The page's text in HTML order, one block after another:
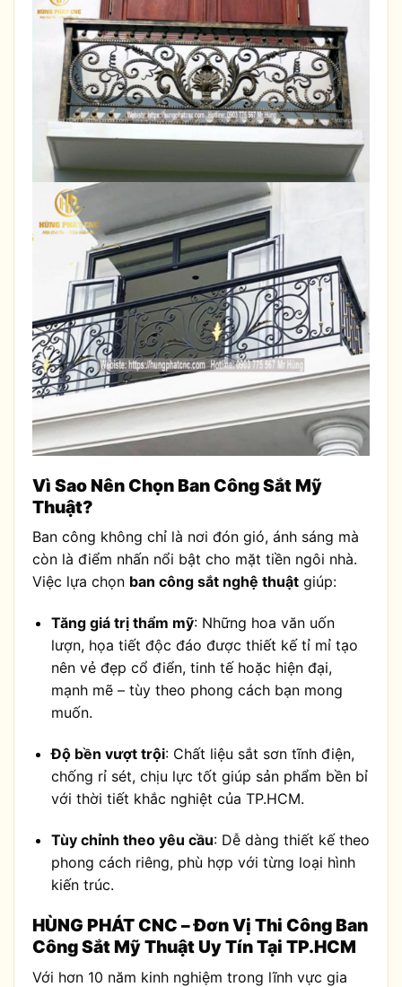
Vì Sao Nên Chọn Ban Công Sắt Mỹ
Thuật?
Ban công không chỉ là nơi đón gió, ánh sáng mà
còn là điểm nhấn nổi bật cho mặt tiền ngôi nhà.
Việc lựa chọn ban công sắt nghệ thuật giúp:
Tăng giá trị thẩm mỹ: Những hoa văn uốn
lượn, họa tiết độc đáo được thiết kế tỉ mỉ tạo
nên vẻ đẹp cổ điển, tinh tế hoặc hiện đại,
mạnh mẽ – tùy theo phong cách bạn mong
muốn.
Độ bền vượt trội: Chất liệu sắt sơn tĩnh điện,
chống rỉ sét, chịu lực tốt giúp sản phẩm bền bỉ
với thời tiết khắc nghiệt của TP.HCM.
Tùy chỉnh theo yêu cầu: Dễ dàng thiết kế theo
phong cách riêng, phù hợp với từng loại hình
kiến trúc.
HÙNG PHÁT CNC – Đơn Vị Thi Công Ban
Công Sắt Mỹ Thuật Uy Tín Tại TP.HCM
Với hơn 10 năm kinh nghiệm trong lĩnh vực gia